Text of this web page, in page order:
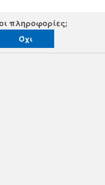
πληροφορίες;
Όχι